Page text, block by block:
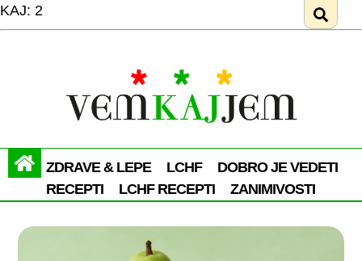
KAJ: 2
ZDRAVE & LEPE LCHF
DOBRO JE VEDETI
RECEPTI
LCHF RECEPTI ZANIMIVOSTI